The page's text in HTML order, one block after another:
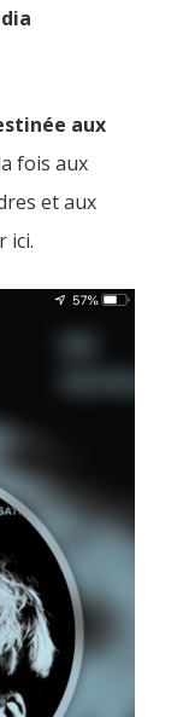
aux
fois aux
et aux
ici.